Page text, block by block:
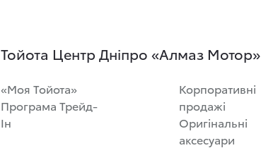
Тойота Центр Дніпро «Алмаз Мотор»
«Моя Тойота»
Програма Трейд-
Ін
Корпоративні
продажі
Оригінальні
аксесуари